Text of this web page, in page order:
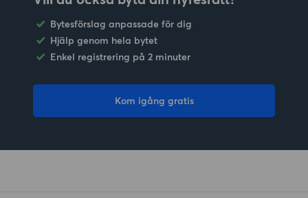
Bytesförslag anpassade för dig
Hjälp genom hela bytet
Enkel registrering på 2 minuter
Kom igång gratis